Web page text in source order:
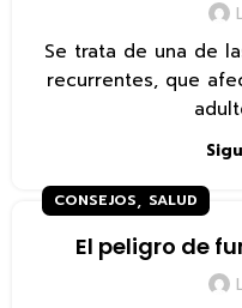
Se trata de una de
recurrentes, que
CONSEJOS, SALUD
El peligro de